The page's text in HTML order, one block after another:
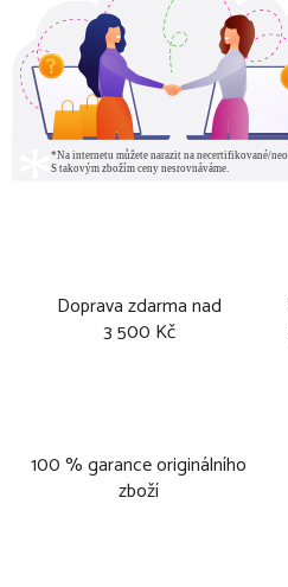
Doprava zdarma nad
3 500 Kč
100 % garance originálního
zboží